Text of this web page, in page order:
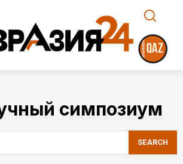
симпозиум
SEARCH